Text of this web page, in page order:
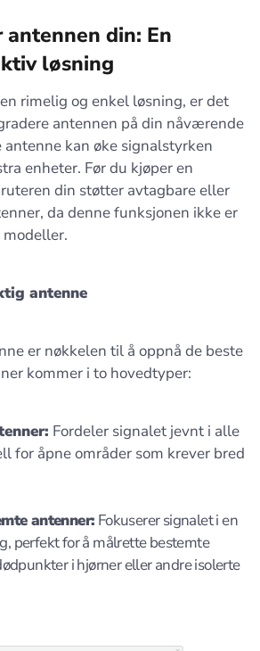
antennen din: En
løsning
rimelig og enkel løsning, er det
antennen på din nåværende
kan øke signalstyrken
enheter. Før du kjøper en
din støtter avtagbare eller
da denne funksjonen ikke er
antenne
er nøkkelen til å oppnå de beste
kommer i to hovedtyper:
Fordeler signalet jevnt i alle
for åpne områder som krever bred
antenner: Fokuserer signalet i en
perfekt for å målrette bestemte
i hjørner eller andre isolerte